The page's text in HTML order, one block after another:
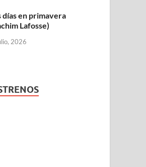
días en primavera
Lafosse)
2026